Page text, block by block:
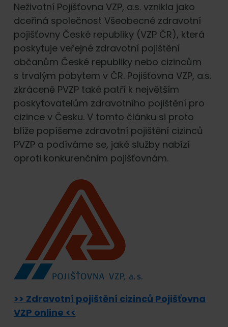
Neživotní Pojišťovna VZP, a.s. vznikla jako
dceřiná společnost Všeobecné zdravotní
pojišťovny České republiky (VZP ČR), která
poskytuje veřejné zdravotní pojištění
občanům České republiky nebo cizincům
s trvalým pobytem v ČR. Pojišťovna VZP, a.s.
zkráceně PVZP také patří k největším
poskytovatelům zdravotního pojištění pro
cizince v Česku. V tomto článku si proto
blíže popíšeme zdravotní pojištění cizinců
PVZP a podíváme se, jaké služby nabízí
oproti konkurenčním pojišťovnám.
>> Zdravotní pojištění cizinců Pojišťovna
VZP online <<